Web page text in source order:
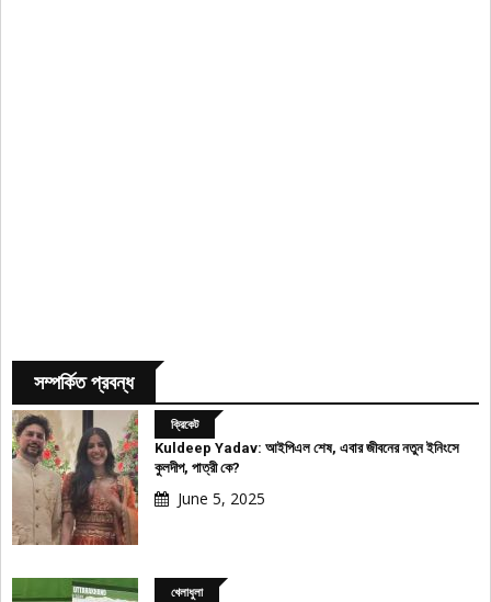
সম্পর্কিত প্রবন্ধ
ক্রিকেট
Kuldeep Yadav: আইপিএল শেষ, এবার জীবনের নতুন ইনিংসে
কুলদীপ, পাত্রী কে?
June 5, 2025
খেলাধুলা